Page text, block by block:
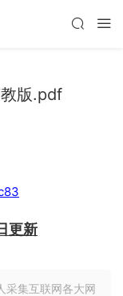
教版.pdf
更新
采集互联网各大网